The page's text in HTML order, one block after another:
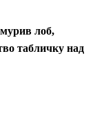
лоб,
табличку над